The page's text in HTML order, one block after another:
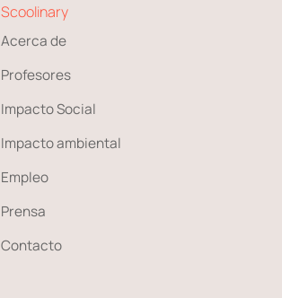
Scoolinary
Acerca de
Profesores
Impacto Social
Impacto ambiental
Empleo
Prensa
Contacto